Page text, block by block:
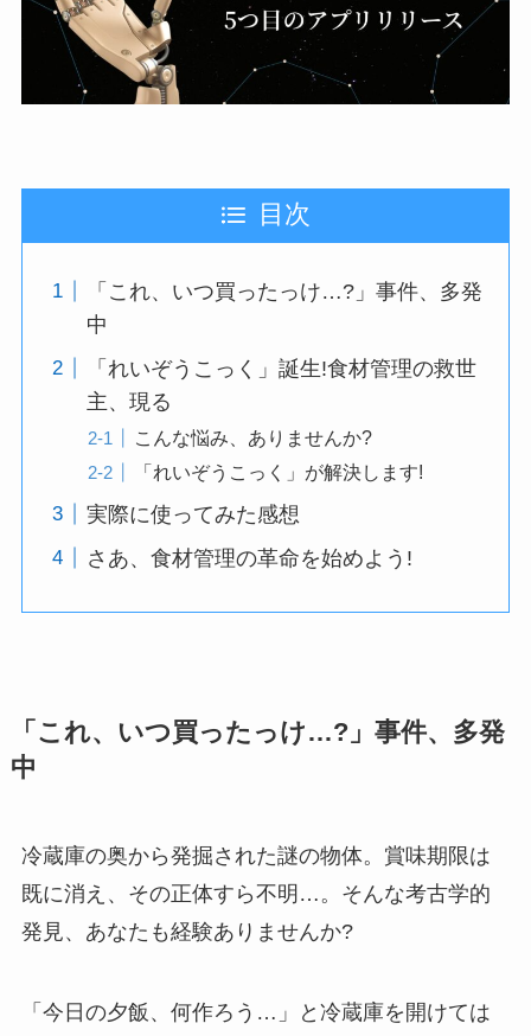
目次
「これ、いつ買ったっけ…?」事件、多発
中
「れいぞうこっく」誕生!食材管理の救世
主、現る
こんな悩み、ありませんか?
「れいぞうこっく」が解決します!
実際に使ってみた感想
さあ、食材管理の革命を始めよう!
「これ、いつ買ったっけ…?」事件、多発
中
冷蔵庫の奥から発掘された謎の物体。賞味期限は
既に消え、その正体すら不明…。そんな考古学的
発見、あなたも経験ありませんか?
「今日の夕飯、何作ろう…」と冷蔵庫を開けては